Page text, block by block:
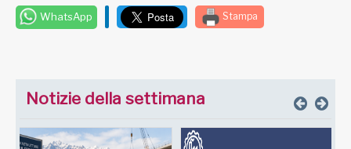
WhatsApp Stampa
Notizie della settimana